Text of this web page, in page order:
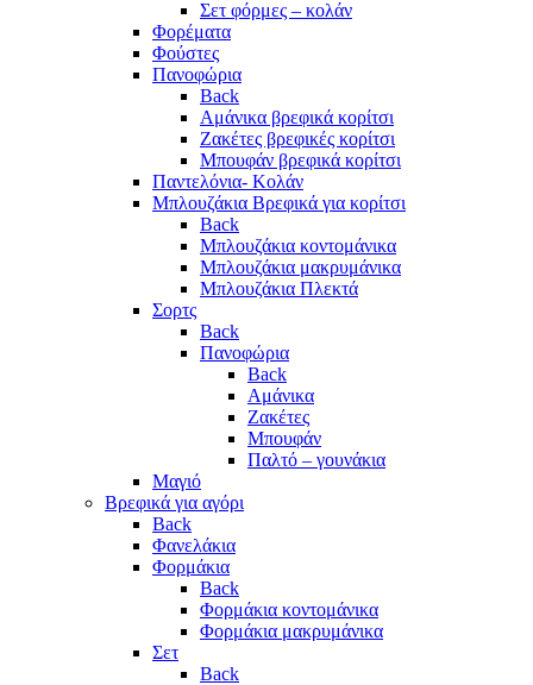
Σετ φόρμες – κολάν
Φορέματα
Φούστες
Πανοφώρια
Back
Αμάνικα βρεφικά κορίτσι
Ζακέτες βρεφικές κορίτσι
Μπουφάν βρεφικά κορίτσι
Παντελόνια- Κολάν
Μπλουζάκια Βρεφικά για κορίτσι
Back
Μπλουζάκια κοντομάνικα
Μπλουζάκια μακρυμάνικα
Μπλουζάκια Πλεκτά
Σορτς
Back
Πανοφώρια
Back
Αμάνικα
Ζακέτες
Μπουφάν
Παλτό – γουνάκια
Μαγιό
Βρεφικά για αγόρι
Back
Φανελάκια
Φορμάκια
Back
Φορμάκια κοντομάνικα
Φορμάκια μακρυμάνικα
Σετ
Back